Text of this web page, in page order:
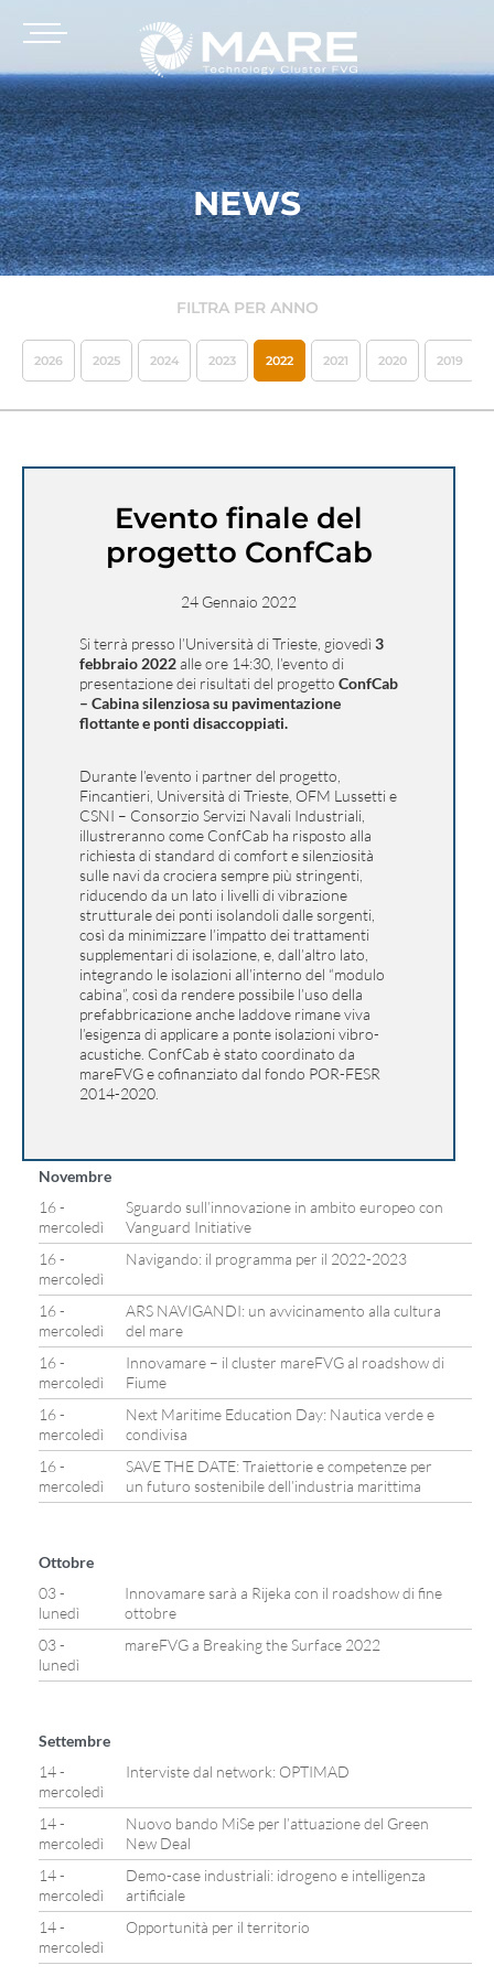
NEWS
FILTRA PER ANNO
2026 2025 2024 2023 2022 2021 2020 2019
Evento finale del
progetto ConfCab
24 Gennaio 2022
Si terrà presso l’Università di Trieste, giovedì3
febbraio 2022alle ore 14:30, l’evento di
presentazione dei risultati del progetto ConfCab
– Cabina silenziosa su pavimentazione
flottante e ponti disaccoppiati.
Durante l’evento i partner del progetto,
Fincantieri, Università di Trieste, OFM Lussetti e
CSNI – Consorzio Servizi Navali Industriali,
illustreranno come ConfCab ha risposto alla
richiesta di standard di comfort e silenziosità
sulle navi da crociera sempre più stringenti,
riducendo da un lato i livelli di vibrazione
strutturale dei ponti isolandoli dalle sorgenti,
così da minimizzare l’impatto dei trattamenti
supplementari di isolazione, e, dall’altro lato,
integrando le isolazioni all’interno del “modulo
cabina”, così da rendere possibile l’uso della
prefabbricazione anche laddove rimane viva
l’esigenza di applicare a ponte isolazioni vibro-
acustiche. ConfCab è stato coordinato da
mareFVG e cofinanziato dal fondo POR-FESR
2014-2020.
Novembre
16 -
mercoledì
Sguardo sull’innovazione in ambito europeo con
Vanguard Initiative
16 -
mercoledì
Navigando: il programma per il 2022-2023
16 -
mercoledì
ARS NAVIGANDI: un avvicinamento alla cultura
del mare
16 -
mercoledì
Innovamare – il cluster mareFVG al roadshow di
Fiume
16 -
mercoledì
Next Maritime Education Day: Nautica verde e
condivisa
16 -
mercoledì
SAVE THE DATE: Traiettorie e competenze per
un futuro sostenibile dell’industria marittima
Ottobre
03 -
lunedì
Innovamare sarà a Rijeka con il roadshow di fine
ottobre
03 -
lunedì
mareFVG a Breaking the Surface 2022
Settembre
14 -
mercoledì
Interviste dal network: OPTIMAD
14 -
mercoledì
Nuovo bando MiSe per l’attuazione del Green
New Deal
14 -
mercoledì
Demo-case industriali: idrogeno e intelligenza
artificiale
14 -
mercoledì
Opportunità per il territorio